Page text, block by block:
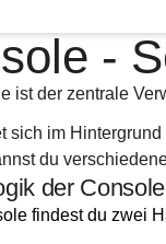
-
ist der zentrale
sich im
du
der Console
findest du zwei